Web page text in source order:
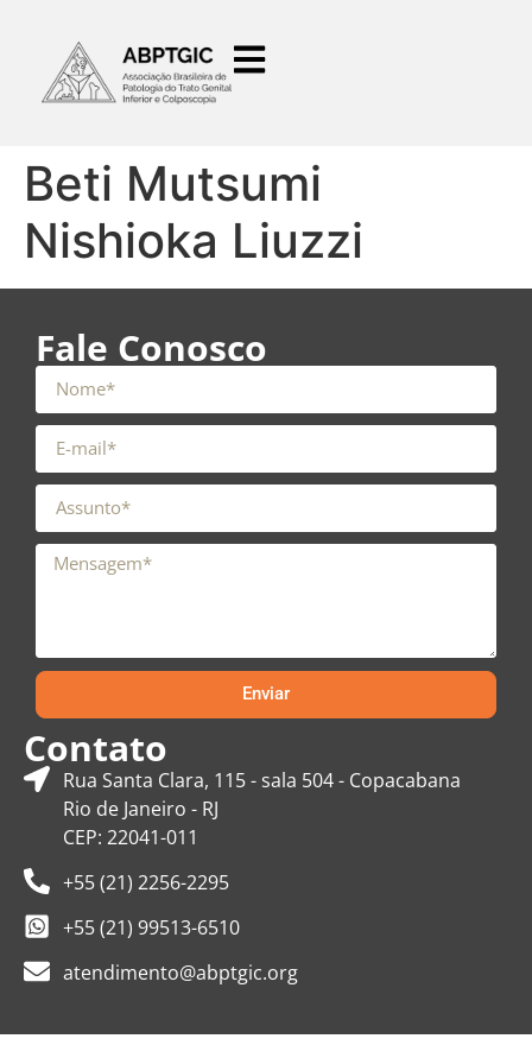
Beti Mutsumi
Nishioka Liuzzi
Fale Conosco
Enviar
Contato
Rua Santa Clara, 115 - sala 504 - Copacabana
Rio de Janeiro - RJ
CEP: 22041-011
+55 (21) 2256-2295
+55 (21) 99513-6510
atendimento@abptgic.org